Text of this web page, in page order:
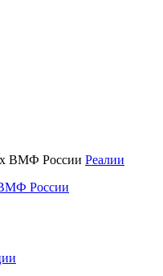
Реалии
ВМФ России